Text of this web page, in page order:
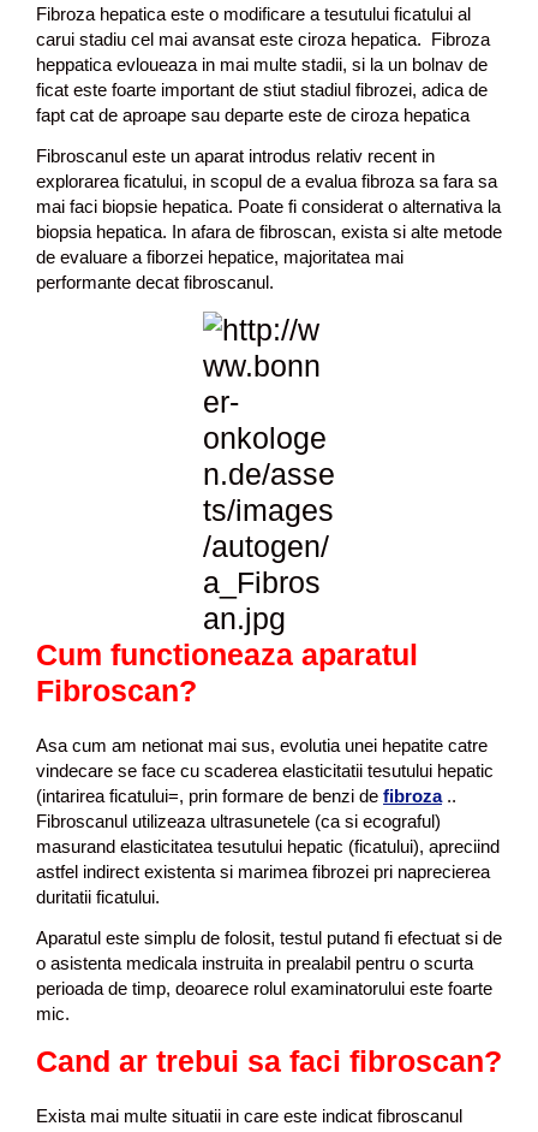
Fibroza hepatica este o modificare a tesutului ficatului al
carui stadiu cel mai avansat este ciroza hepatica. Fibroza
heppatica evloueaza in mai multe stadii, si la un bolnav de
ficat este foarte important de stiut stadiul fibrozei, adica de
fapt cat de aproape sau departe este de ciroza hepatica
Fibroscanul este un aparat introdus relativ recent in
explorarea ficatului, in scopul de a evalua fibroza sa fara sa
mai faci biopsie hepatica. Poate fi considerat o alternativa la
biopsia hepatica. In afara de fibroscan, exista si alte metode
de evaluare a fiborzei hepatice, majoritatea mai
performante decat fibroscanul.
Cum functioneaza aparatul
Fibroscan?
Asa cum am netionat mai sus, evolutia unei hepatite catre
vindecare se face cu scaderea elasticitatii tesutului hepatic
(intarirea ficatului=, prin formare de benzi de fibroza..
Fibroscanul utilizeaza ultrasunetele (ca si ecograful)
masurand elasticitatea tesutului hepatic (ficatului), apreciind
astfel indirect existenta si marimea fibrozei pri naprecierea
duritatii ficatului.
Aparatul este simplu de folosit, testul putand fi efectuat si de
o asistenta medicala instruita in prealabil pentru o scurta
perioada de timp, deoarece rolul examinatorului este foarte
mic.
Cand ar trebui sa faci fibroscan?
Exista mai multe situatii in care este indicat fibroscanul